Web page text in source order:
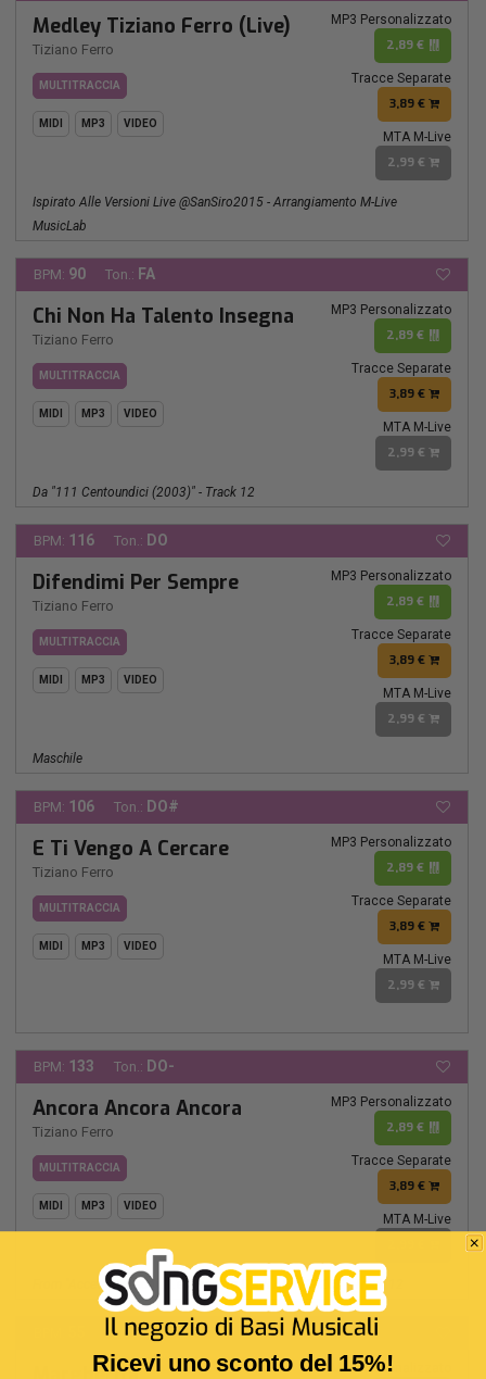
Medley Tiziano Ferro (Live)
Tiziano Ferro
MULTITRACCIA
MIDI MP3 VIDEO
MP3 Personalizzato
2,89 €
Tracce Separate
3,89 €
MTA M-Live
2,99 €
Ispirato Alle Versioni Live @SanSiro2015 - Arrangiamento M-Live
MusicLab
BPM: 90 Ton.: FA
Chi Non Ha Talento Insegna
Tiziano Ferro
MULTITRACCIA
MIDI MP3 VIDEO
MP3 Personalizzato
2,89 €
Tracce Separate
3,89 €
MTA M-Live
2,99 €
Da "111 Centoundici (2003)" - Track 12
BPM: 116 Ton.: DO
Difendimi Per Sempre
Tiziano Ferro
MULTITRACCIA
MIDI MP3 VIDEO
MP3 Personalizzato
2,89 €
Tracce Separate
3,89 €
MTA M-Live
2,99 €
Maschile
BPM: 106 Ton.: DO#
E Ti Vengo A Cercare
Tiziano Ferro
MULTITRACCIA
MIDI MP3 VIDEO
MP3 Personalizzato
2,89 €
Tracce Separate
3,89 €
MTA M-Live
2,99 €
BPM: 133 Ton.: DO-
Ancora Ancora Ancora
Tiziano Ferro
MULTITRACCIA
MIDI MP3 VIDEO
MP3 Personalizzato
2,89 €
Tracce Separate
3,89 €
MTA M-Live
From "accetto Miracoli: L'esperienza Degli Altri (2020)" - Track 12
Ton.:SIb-
MP3 Personalizzato
Ricevi uno sconto del 15%!